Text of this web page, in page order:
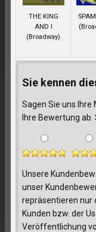
THE KING
AND I
(Broadway)
Sie kennen
Sagen Sie uns Ihre
Ihre Bewertung
Unsere
unser
repräsentieren nur
Kunden bzw. der
Veröffentlichung